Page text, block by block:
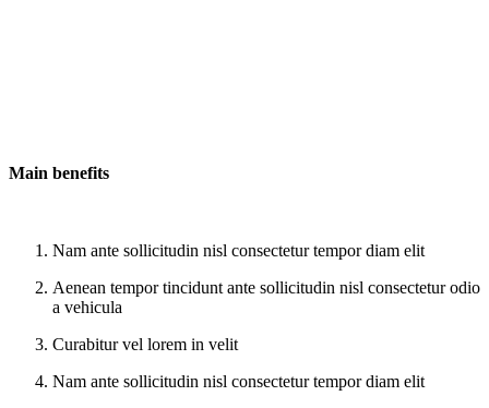
Main benefits
Nam ante sollicitudin nisl consectetur tempor diam elit
Aenean tempor tincidunt ante sollicitudin nisl consectetur odio
a vehicula
Curabitur vel lorem in velit
Nam ante sollicitudin nisl consectetur tempor diam elit